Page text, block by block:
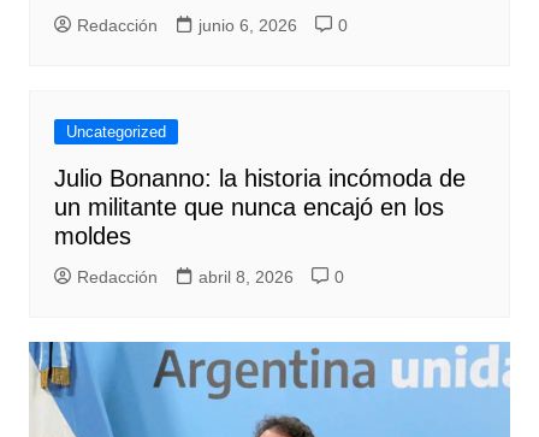
Redacción junio 6, 2026 0
Uncategorized
Julio Bonanno: la historia incómoda de
un militante que nunca encajó en los
moldes
Redacción abril 8, 2026 0